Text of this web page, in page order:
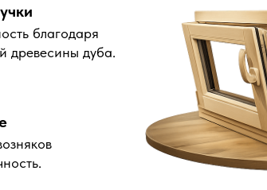
благодаря
древесины дуба.